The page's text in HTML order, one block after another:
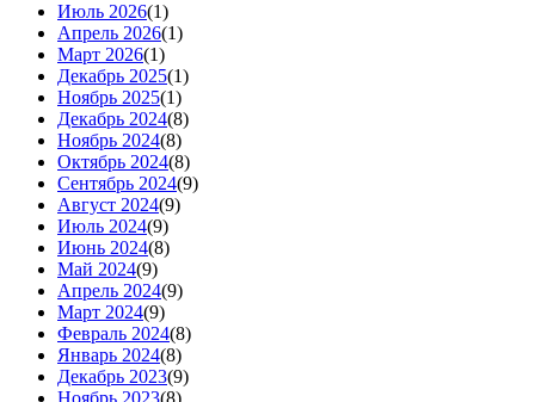
Июль 2026(1)
Апрель 2026(1)
Март 2026(1)
Декабрь 2025(1)
Ноябрь 2025(1)
Декабрь 2024(8)
Ноябрь 2024(8)
Октябрь 2024(8)
Сентябрь 2024(9)
Август 2024(9)
Июль 2024(9)
Июнь 2024(8)
Май 2024(9)
Апрель 2024(9)
Март 2024(9)
Февраль 2024(8)
Январь 2024(8)
Декабрь 2023(9)
Ноябрь 2023(8)